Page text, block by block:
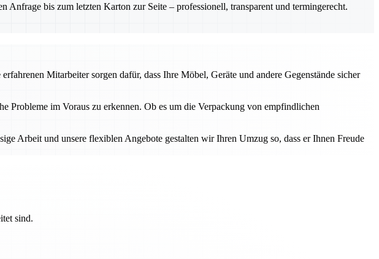
Anfrage bis zum letzten Karton zur Seite – professionell, transparent und termingerecht.
Mitarbeiter sorgen dafür, dass Ihre Möbel, Geräte und andere Gegenstände sicher
Probleme im Voraus zu erkennen. Ob es um die Verpackung von empfindlichen
Arbeit und unsere flexiblen Angebote gestalten wir Ihren Umzug so, dass er Ihnen Freude
sind.